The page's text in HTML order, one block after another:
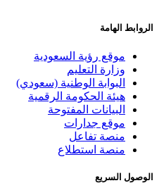
الروابط الهامة
موقع رؤية السعودية
وزارة التعليم
البوابة الوطنية (سعودي)
هيئة الحكومة الرقمية
البيانات المفتوحة
موقع جدارات
منصة تفاعل
منصة استطلاع
الوصول السريع